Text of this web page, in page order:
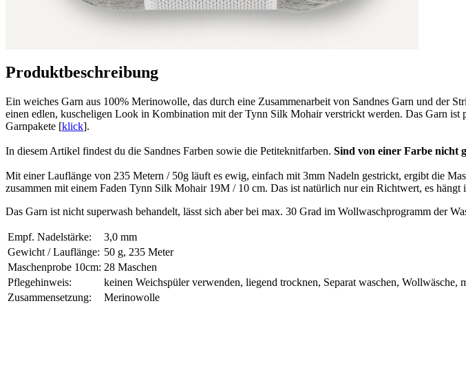
Produktbeschreibung
Ein weiches Garn aus 100% Merinowolle, das durch eine Zusammenarbeit von Sandnes Garn und der
einen edlen, kuscheligen Look in Kombination mit der Tynn Silk Mohair verstrickt werden. Das Garn
Garnpakete [klick].
In diesem Artikel findest du die Sandnes Farben sowie die Petiteknitfarben. Sind von einer Farbe nicht
Mit einer Lauflänge von 235 Metern / 50g läuft es ewig, einfach mit 3mm Nadeln gestrickt, ergibt die
zusammen mit einem Faden Tynn Silk Mohair 19M / 10 cm. Das ist natürlich nur ein Richtwert, es hängt
Das Garn ist nicht superwash behandelt, lässt sich aber bei max. 30 Grad im Wollwaschprogramm der
Empf. Nadelstärke:
3,0 mm
Gewicht / Lauflänge: 50 g, 235 Meter
Maschenprobe 10cm: 28 Maschen
Pflegehinweis:
keinen Weichspüler verwenden, liegend trocknen, Separat waschen, Wollwäsche,
Zusammensetzung:
Merinowolle